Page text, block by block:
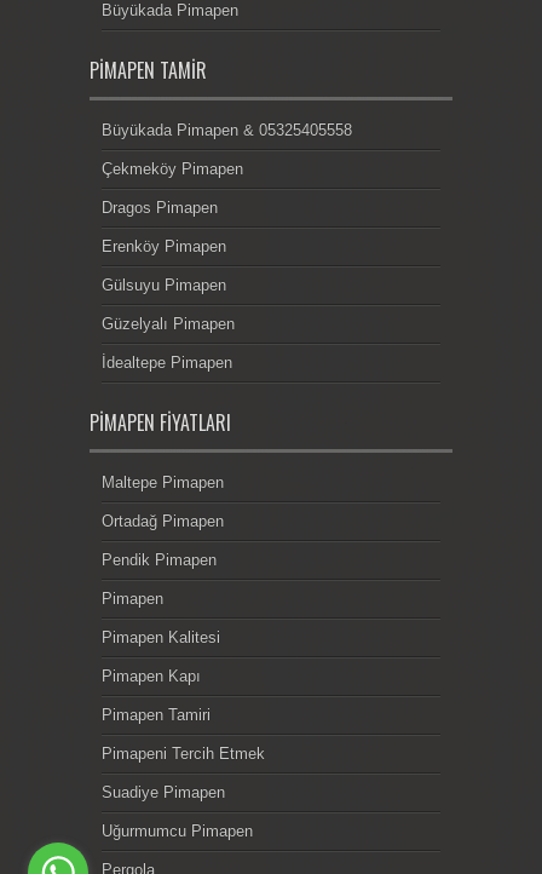
Büyükada Pimapen
PIMAPEN TAMIR
Büyükada Pimapen & 05325405558
Çekmeköy Pimapen
Dragos Pimapen
Erenköy Pimapen
Gülsuyu Pimapen
Güzelyalı Pimapen
İdealtepe Pimapen
PIMAPEN FIYATLARI
Maltepe Pimapen
Ortadağ Pimapen
Pendik Pimapen
Pimapen
Pimapen Kalitesi
Pimapen Kapı
Pimapen Tamiri
Pimapeni Tercih Etmek
Suadiye Pimapen
Uğurmumcu Pimapen
Pergola